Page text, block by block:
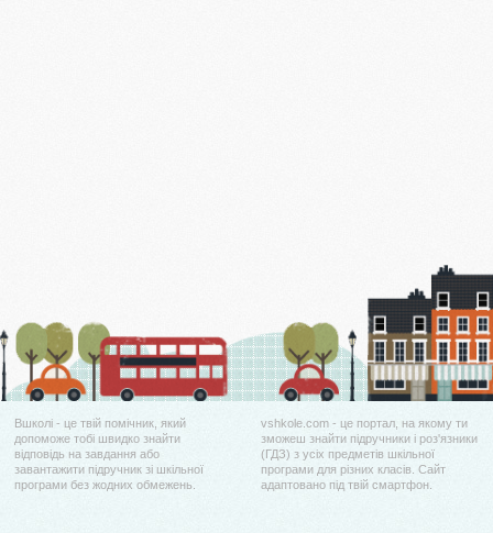
Вшколі - це твій помічник, який
допоможе тобі швидко знайти
відповідь на завдання або
завантажити підручник зі шкільної
програми без жодних обмежень.
vshkole.com - це портал, на якому ти
зможеш знайти підручники і роз'язники
(ГДЗ) з усіх предметів шкільної
програми для різних класів. Сайт
адаптовано під твій смартфон.